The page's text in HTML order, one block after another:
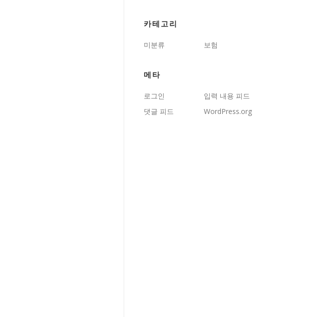
카테고리
미분류 보험
메타
로그인
입력 내용 피드
댓글 피드
WordPress.org